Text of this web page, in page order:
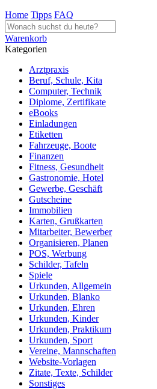
Home Tipps FAQ
Warenkorb
Kategorien
Arztpraxis
Beruf, Schule, Kita
Computer, Technik
Diplome, Zertifikate
eBooks
Einladungen
Etiketten
Fahrzeuge, Boote
Finanzen
Fitness, Gesundheit
Gastronomie, Hotel
Gewerbe, Geschäft
Gutscheine
Immobilien
Karten, Grußkarten
Mitarbeiter, Bewerber
Organisieren, Planen
POS, Werbung
Schilder, Tafeln
Spiele
Urkunden, Allgemein
Urkunden, Blanko
Urkunden, Ehren
Urkunden, Kinder
Urkunden, Praktikum
Urkunden, Sport
Vereine, Mannschaften
Website-Vorlagen
Zitate, Texte, Schilder
Sonstiges